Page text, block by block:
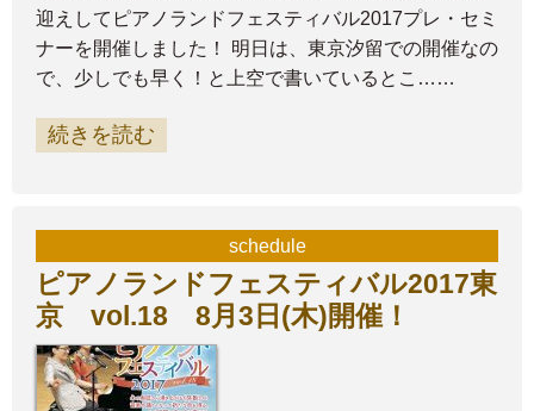
迎えしてピアノランドフェスティバル2017プレ・セミ
ナーを開催しました！ 明日は、東京汐留での開催なの
で、少しでも早く！と上空で書いているとこ……
続きを読む
schedule
ピアノランドフェスティバル2017東
京 vol.18 8月3日(木)開催！